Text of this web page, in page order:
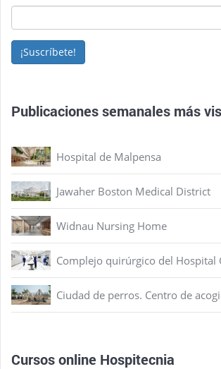
¡Suscríbete!
Publicaciones semanales más
Hospital de Malpensa
Jawaher Boston Medical District
Widnau Nursing Home
Complejo quirúrgico del Hospital
Ciudad de perros. Centro de
Cursos online Hospitecnia